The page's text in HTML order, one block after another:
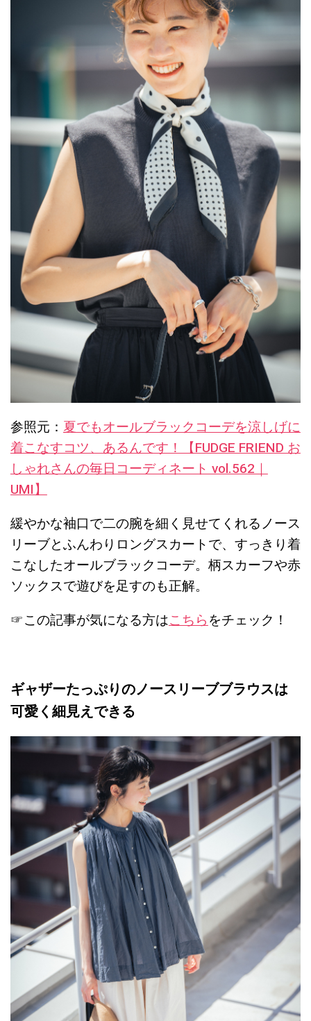
参照元： 夏でもオールブラックコーデを涼しげに
着こなすコツ、あるんです！【FUDGE FRIEND お
しゃれさんの毎日コーディネート vol.562｜
UMI】
緩やかな袖口で二の腕を細く見せてくれるノース
リーブとふんわりロングスカートで、すっきり着
こなしたオールブラックコーデ。柄スカーフや赤
ソックスで遊びを足すのも正解。
☞この記事が気になる方はこちらをチェック！
ギャザーたっぷりのノースリーブブラウスは
可愛く細見えできる